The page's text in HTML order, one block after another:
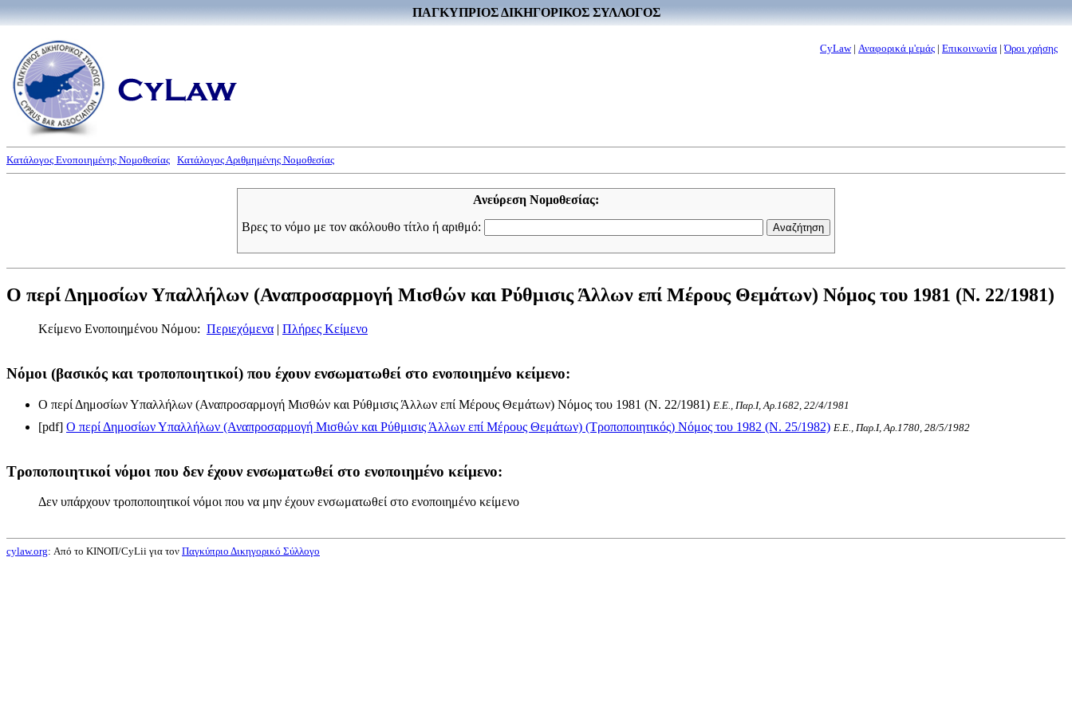
ΠΑΓΚΥΠΡΙΟΣ ΔΙΚΗΓΟΡΙΚΟΣ ΣΥΛΛΟΓΟΣ
CyLaw| Αναφορικά μ'εμάς | Επικοινωνία |Όροι χρήσης
Κατάλογος Ενοποιημένης Νομοθεσίας Κατάλογος Αριθμημένης Νομοθεσίας
Ανεύρεση Νομοθεσίας:
Βρες το νόμο με τον ακόλουθο τίτλο ή αριθμό:
Ο περί Δημοσίων Υπαλλήλων (Αναπροσαρμογή Μισθών και Ρύθμισις Άλλων επί Μέρους Θεμάτων) Νόμος του 1981 (Ν. 22/1981)
Κείμενο Ενοποιημένου Νόμου: Περιεχόμενα | Πλήρες Κείμενο
Νόμοι (βασικός και τροποποιητικοί) που έχουν ενσωματωθεί στο ενοποιημένο κείμενο:
Ο περί Δημοσίων Υπαλλήλων (Αναπροσαρμογή Μισθών και Ρύθμισις Άλλων επί Μέρους Θεμάτων) Νόμος του 1981 (Ν. 22/1981) Ε.Ε., Παρ.Ι, Αρ.1682, 22/4/1981
[pdf] Ο περί Δημοσίων Υπαλλήλων (Αναπροσαρμογή Μισθών και Ρύθμισις Άλλων επί Μέρους Θεμάτων) (Τροποποιητικός) Νόμος του 1982 (Ν. 25/1982) Ε.Ε., Παρ.Ι, Αρ.1780, 28/5/1982
Τροποποιητικοί νόμοι που δεν έχουν ενσωματωθεί στο ενοποιημένο κείμενο:
Δεν υπάρχουν τροποποιητικοί νόμοι που να μην έχουν ενσωματωθεί στο ενοποιημένο κείμενο
cylaw.org: Από το ΚΙΝOΠ/CyLii για τον Παγκύπριο Δικηγορικό Σύλλογο